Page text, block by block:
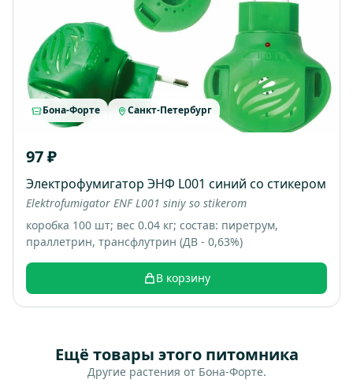
Бона-Форте Санкт-Петербург
97 ₽
Электрофумигатор ЭНФ L001 синий со стикером
Elektrofumigator ENF L001 siniy so stikerom
коробка 100 шт; вес 0.04 кг; состав: пиретрум,
праллетрин, трансфлутрин (ДВ - 0,63%)
В корзину
Ещё товары этого питомника
Другие растения от Бона-Форте.